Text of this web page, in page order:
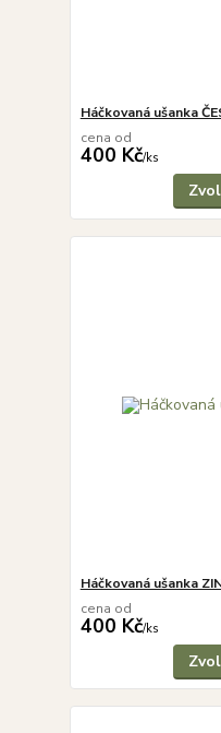
Háčkovaná ušanka
cena od
400 Kč/ks
Háčkovaná ušanka
cena od
400 Kč/ks